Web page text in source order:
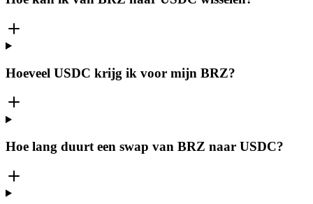
Hoeveel USDC krijg ik voor mijn BRZ?
Hoe lang duurt een swap van BRZ naar USDC?